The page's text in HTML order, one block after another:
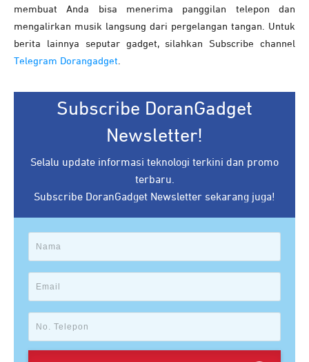
membuat Anda bisa menerima panggilan telepon dan
mengalirkan musik langsung dari pergelangan tangan. Untuk
berita lainnya seputar gadget, silahkan Subscribe channel
Telegram Dorangadget
Subscribe DoranGadget
Newsletter!
Selalu update informasi teknologi terkini dan promo
terbaru.
Subscribe DoranGadget Newsletter sekarang juga!